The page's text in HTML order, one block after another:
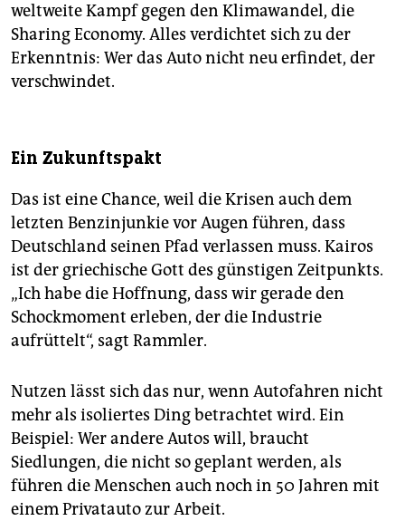
weltweite Kampf gegen den Klimawandel, die
Sharing Economy. Alles verdichtet sich zu der
Erkenntnis: Wer das Auto nicht neu erfindet, der
verschwindet.
Ein Zukunftspakt
Das ist eine Chance, weil die Krisen auch dem
letzten Benzinjunkie vor Augen führen, dass
Deutschland seinen Pfad verlassen muss. Kairos
ist der griechische Gott des günstigen Zeitpunkts.
„Ich habe die Hoffnung, dass wir gerade den
Schockmoment erleben, der die Industrie
aufrüttelt“, sagt Rammler.
Nutzen lässt sich das nur, wenn Autofahren nicht
mehr als isoliertes Ding betrachtet wird. Ein
Beispiel: Wer andere Autos will, braucht
Siedlungen, die nicht so geplant werden, als
führen die Menschen auch noch in 50 Jahren mit
einem Privatauto zur Arbeit.